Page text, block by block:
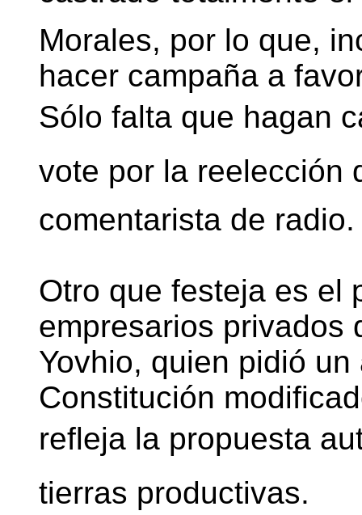
Morales, por lo que,
hacer campaña a
Sólo falta que hagan
vote por la reelección
comentarista de radio.
Otro que festeja es el
empresarios privados
Yovhio, quien pidió
Constitución
refleja la propuesta
tierras productivas.